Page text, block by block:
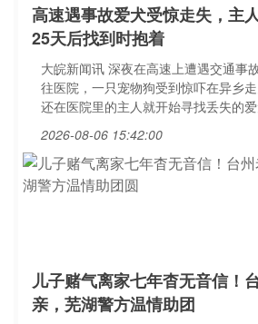
高速遇事故爱犬受惊走失，主
25天后找到时抱着
大皖新闻讯 深夜在高速上遭遇交通事
往医院，一只宠物狗受到惊吓在异乡
还在医院里的主人就开始寻找丢失的
2026-08-06 15:42:00
儿子赌气离家七年杳无音信！
亲，芜湖警方温情助团